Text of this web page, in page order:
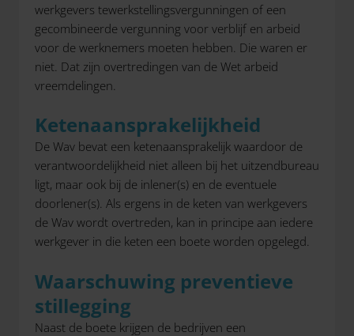
werkgevers tewerkstellingsvergunningen of een
gecombineerde vergunning voor verblijf en arbeid
voor de werknemers moeten hebben. Die waren er
niet. Dat zijn overtredingen van de Wet arbeid
vreemdelingen.
Ketenaansprakelijkheid
De Wav bevat een ketenaansprakelijk waardoor de
verantwoordelijkheid niet alleen bij het uitzendbureau
ligt, maar ook bij de inlener(s) en de eventuele
doorlener(s). Als ergens in de keten van werkgevers
de Wav wordt overtreden, kan in principe aan iedere
werkgever in die keten een boete worden opgelegd.
Waarschuwing preventieve
stillegging
Naast de boete krijgen de bedrijven een